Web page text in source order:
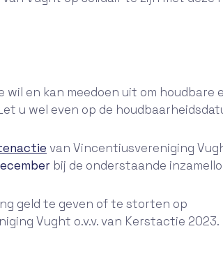
en kan meedoen uit om houdbare
u wel even op de
van Vincentiusvereniging
bij de onderstaande
geld te geven of te storten op
Vught o.v.v. van Kerstactie 2023.